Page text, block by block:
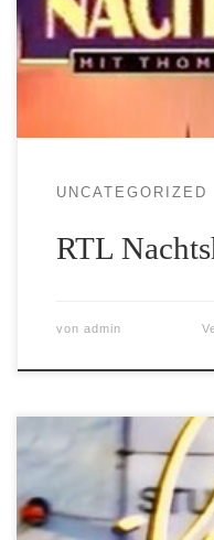
UNCATEGORIZED
RTL
von admin